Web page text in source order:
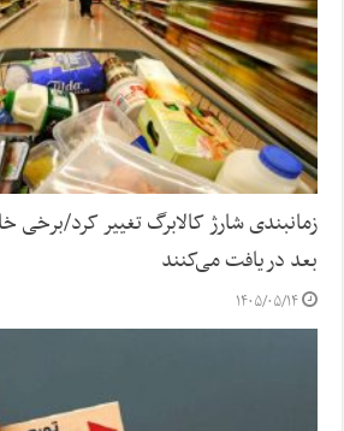
زمانبندی شارژ کالابرگ تغییر کرد/برخی
بعد دریافت می‌کنند
۱۴۰۵/۰۵/۱۴